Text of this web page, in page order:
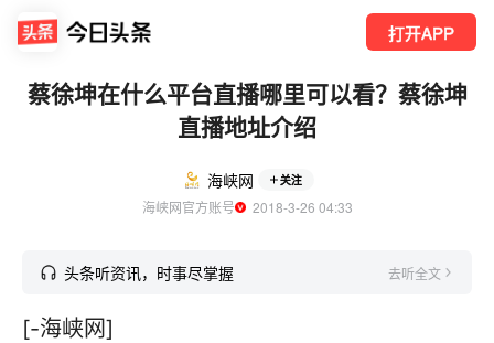
打开APP
蔡徐坤在什么平台直播哪里可以看？蔡徐坤
直播地址介绍
海峡网 关注
海峡网官方账号
  2018-3-26 04:33
头条听资讯，时事尽掌握 去听全文
[-海峡网]